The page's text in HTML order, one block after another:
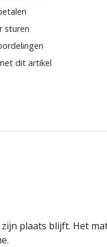
sturen
dit artikel
plaats blijft. Het